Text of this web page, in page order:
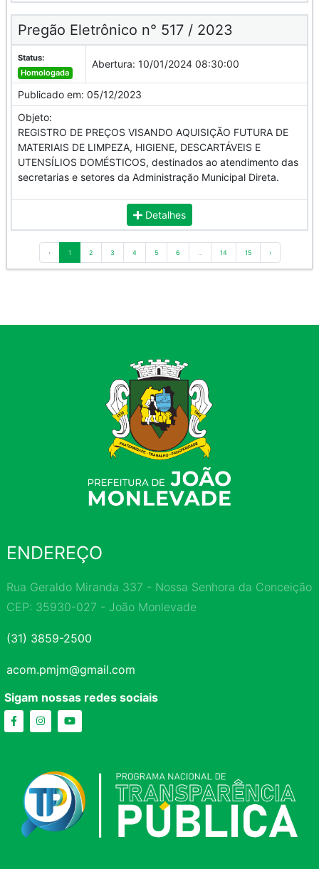
Pregão Eletrônico n° 517 / 2023
Status:
Homologada
Abertura: 10/01/2024 08:30:00
Publicado em: 05/12/2023
Objeto:
REGISTRO DE PREÇOS VISANDO AQUISIÇÃO FUTURA DE
MATERIAIS DE LIMPEZA, HIGIENE, DESCARTÁVEIS E
UTENSÍLIOS DOMÉSTICOS, destinados ao atendimento das
secretarias e setores da Administração Municipal Direta.
Detalhes
‹ 1 2 3 4 5 6 14 15 ›
ENDEREÇO
Rua Geraldo Miranda 337 - Nossa Senhora da Conceição
CEP: 35930-027 - João Monlevade
(31) 3859-2500
acom.pmjm@gmail.com
Sigam nossas redes sociais